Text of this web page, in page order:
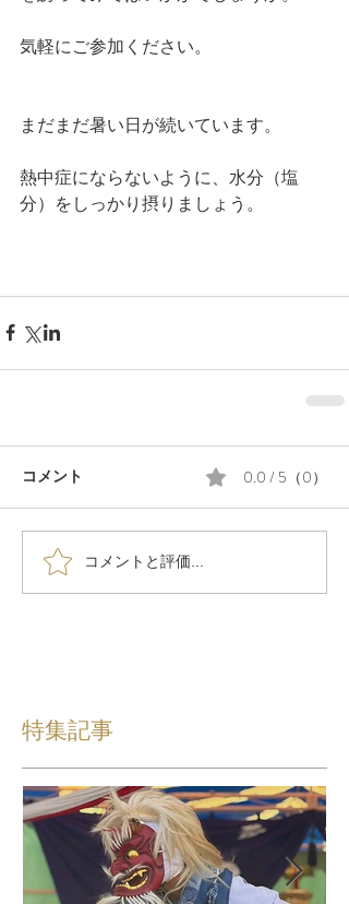
気軽にご参加ください。
まだまだ暑い日が続いています。
熱中症にならないように、水分（塩
分）をしっかり摂りましょう。
コメント 0.0 / 5（0）
コメントと評価...
特集記事